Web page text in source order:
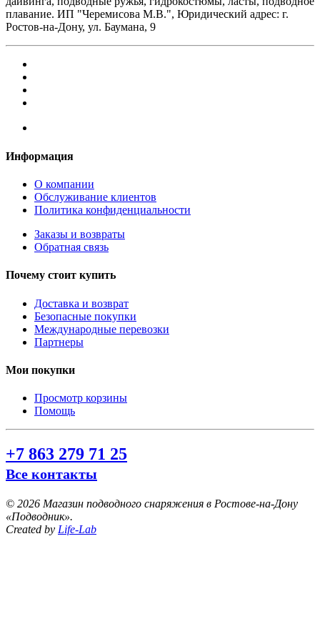
плавание. ИП "Черемисова М.В.", Юридический адрес: г.
Ростов-на-Дону, ул. Баумана, 9
Информация
О компании
Обслуживание клиентов
Политика конфиденциальности
Заказы и возвраты
Обратная связь
Почему стоит купить
Доставка и возврат
Безопасные покупки
Международные перевозки
Партнеры
Мои покупки
Просмотр корзины
Помощь
+7 863 279 71 25
Все контакты
© 2026 Магазин подводного снаряжения в Ростове-на-Дону
«Подводник».
Created by Life-Lab